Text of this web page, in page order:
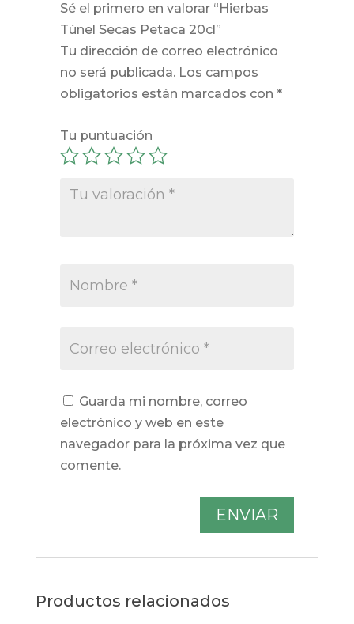
Sé el primero en valorar “Hierbas
Túnel Secas Petaca 20cl”
Tu dirección de correo electrónico
no será publicada. Los campos
obligatorios están marcados con *
Tu puntuación
Guarda mi nombre, correo
electrónico y web en este
navegador para la próxima vez que
comente.
Productos relacionados